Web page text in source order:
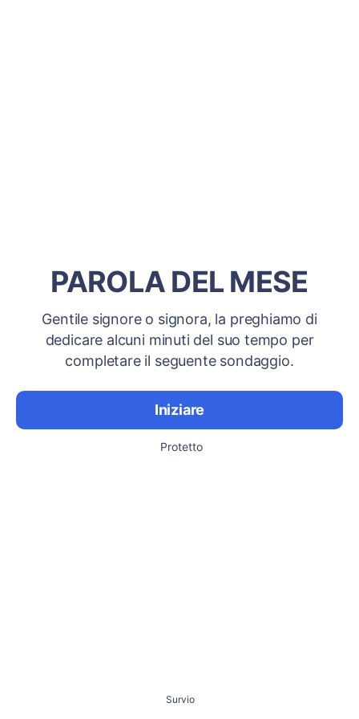
PAROLA DEL MESE
Gentile signore o signora, la preghiamo di
dedicare alcuni minuti del suo tempo per
completare il seguente sondaggio.
Iniziare
Protetto
Survio